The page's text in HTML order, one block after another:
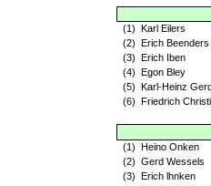
(1) Karl Eilers
(2) Erich Beenders
(3) Erich Iben
(4) Egon Bley
(5) Karl-Heinz
(6) Friedrich
(1) Heino Onken
(2) Gerd Wessels
(3) Erich lhnken